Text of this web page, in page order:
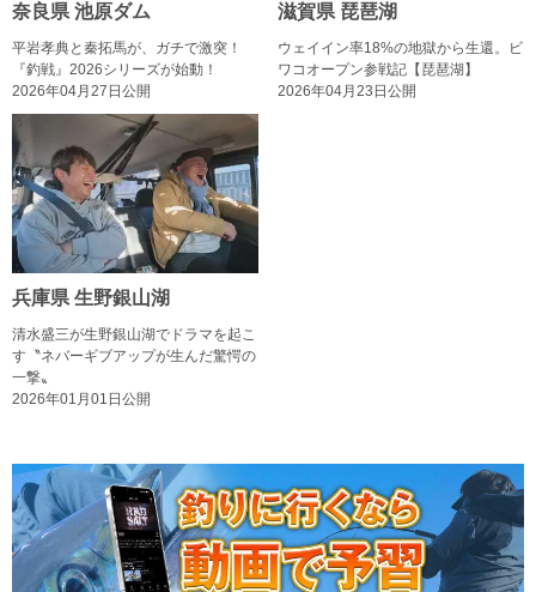
奈良県 池原ダム
平岩孝典と秦拓馬が、ガチで激突！
『釣戦』2026シリーズが始動！
2026年04月27日公開
滋賀県 琵琶湖
ウェイイン率18%の地獄から生還。ビ
ワコオープン参戦記【琵琶湖】
2026年04月23日公開
兵庫県 生野銀山湖
清水盛三が生野銀山湖でドラマを起こ
す〝ネバーギブアップが生んだ驚愕の
一撃〟
2026年01月01日公開